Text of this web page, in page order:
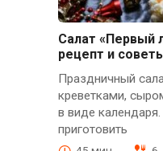
Салат «Первый
рецепт и
Праздничный
креветками,
в виде календаря.
приготовить